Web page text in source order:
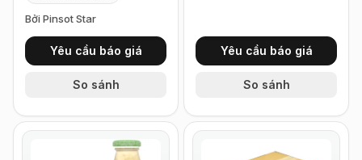
Bởi Pinsot Star
Yêu cầu báo giá
So sánh
Yêu cầu báo giá
So sánh